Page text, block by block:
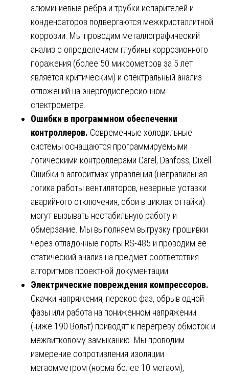
алюминиевые рёбра и трубки испарителей и
конденсаторов подвергаются межкристаллитной
коррозии. Мы проводим металлографический
анализ с определением глубины коррозионного
поражения (более 50 микрометров за 5 лет
является критическим) и спектральный анализ
отложений на энергодисперсионном
спектрометре.
Ошибки в программном обеспечении
контроллеров. Современные холодильные
системы оснащаются программируемыми
логическими контроллерами Carel, Danfoss, Dixell.
Ошибки в алгоритмах управления (неправильная
логика работы вентиляторов, неверные уставки
аварийного отключения, сбои в циклах оттайки)
могут вызывать нестабильную работу и
обмерзание. Мы выполняем выгрузку прошивки
через отладочные порты RS-485 и проводим её
статический анализ на предмет соответствия
алгоритмов проектной документации.
Электрические повреждения компрессоров.
Скачки напряжения, перекос фаз, обрыв одной
фазы или работа на пониженном напряжении
(ниже 190 Вольт) приводят к перегреву обмоток и
межвитковому замыканию. Мы проводим
измерение сопротивления изоляции
мегаомметром (норма более 10 мегаом),